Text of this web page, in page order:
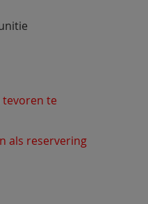
tevoren te
als reservering